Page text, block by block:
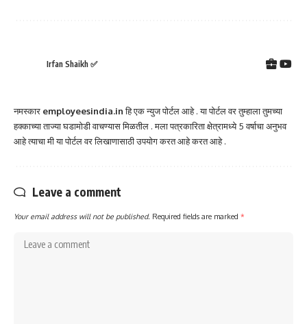
Irfan Shaikh ✅
नमस्कार employeesindia.inहि एक न्युज पोर्टल आहे . या पोर्टल वर तुम्हाला तुमच्या
हक्काच्या ताज्या घडामोडी वाचण्यास मिळतील . मला पत्रकारिता क्षेत्रामध्ये 5 वर्षाचा अनुभव
आहे त्याचा मी या पोर्टल वर लिखाणासाठी उपयोग करत आहे करत आहे .
Leave a comment
Your email address will not be published. Required fields are marked *